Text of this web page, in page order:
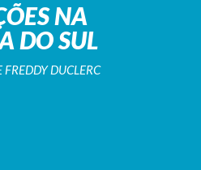
NA
DO SUL
FREDDY DUCLERC